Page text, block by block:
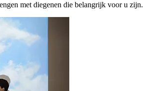
met diegenen die belangrijk voor u zijn.